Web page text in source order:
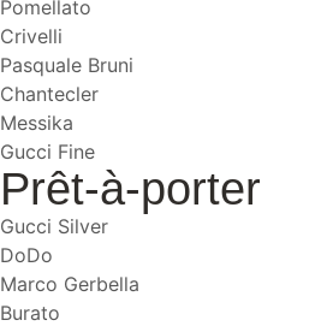
Pomellato
Crivelli
Pasquale Bruni
Chantecler
Messika
Gucci Fine
Prêt-à-porter
Gucci Silver
DoDo
Marco Gerbella
Burato